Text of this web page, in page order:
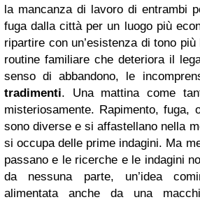
la mancanza di lavoro di entrambi
fuga dalla città per un luogo più
ripartire con un’esistenza di tono
routine familiare che deteriora il
senso di abbandono, le
tradimenti. Una mattina come
misteriosamente. Rapimento,
sono diverse e si affastellano nella
si occupa delle prime indagini. Ma
passano e le ricerche e le indagini
da nessuna parte, un’idea
alimentata anche da una